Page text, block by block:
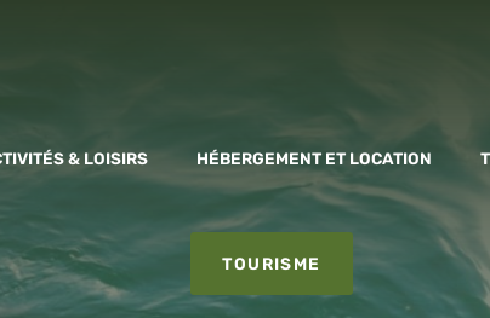
& LOISIRS HÉBERGEMENT ET LOCATION
TOURISME